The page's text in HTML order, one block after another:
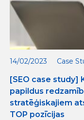
14/02/2023 Case
[SEO case study]
papildus
stratēģiskajiem
TOP pozīcijas